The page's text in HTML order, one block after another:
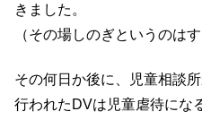
きました。
（その場しのぎというのは
その何日か後に、児童相談
行われたDVは児童虐待にな